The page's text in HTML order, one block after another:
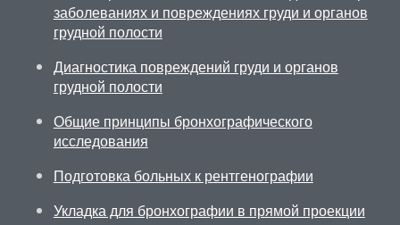
заболеваниях и повреждениях груди и органов
грудной полости
Диагностика повреждений груди и органов
грудной полости
Общие принципы бронхографического
исследования
Подготовка больных к рентгенографии
Укладка для бронхографии в прямой проекции